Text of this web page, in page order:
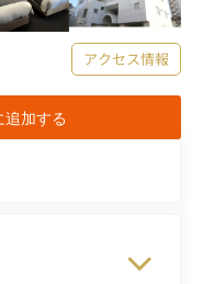
アクセス情報
追加する